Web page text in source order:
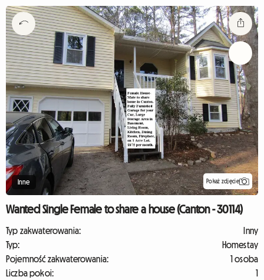
Inne Pokaż zdjęcie
Wanted Single Female to share a house (Canton - 30114)
Typ zakwaterowania:
Inny
Typ:
Homestay
Pojemność zakwaterowania:
1 osoba
Liczba pokoi:
1